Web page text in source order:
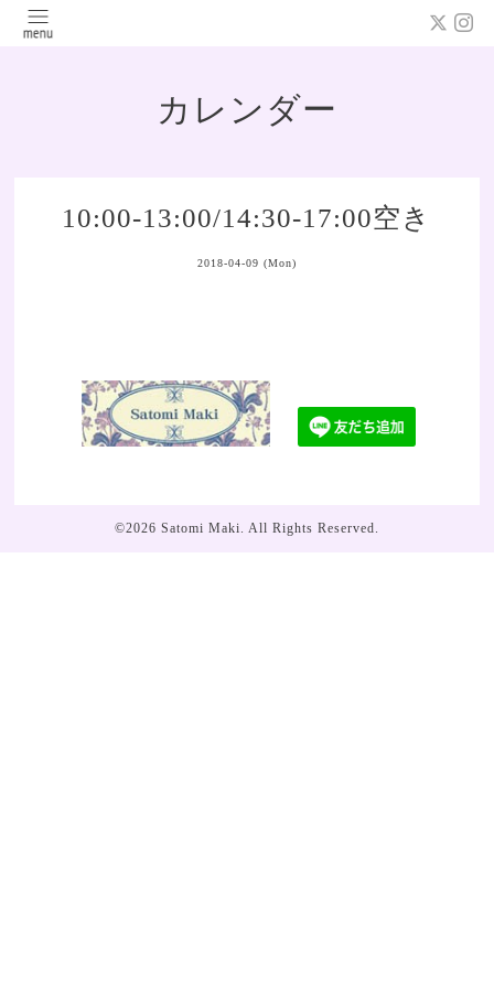
カレンダー
10:00-13:00/14:30-17:00空き
2018-04-09 (Mon)
©2026 Satomi Maki. All Rights Reserved.